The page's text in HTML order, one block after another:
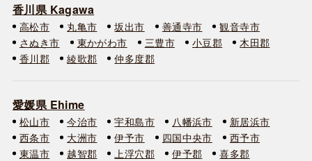
香川県 Kagawa
高松市 丸亀市 坂出市 善通寺市
観音寺市
さぬき市
東かがわ市 三豊市 小豆郡
木田郡
香川郡
綾歌郡 仲多度郡
愛媛県 Ehime
松山市 今治市 宇和島市 八幡浜市
新居浜市
西条市
大洲市 伊予市 四国中央市
西予市
東温市
越智郡 上浮穴郡 伊予郡
喜多郡